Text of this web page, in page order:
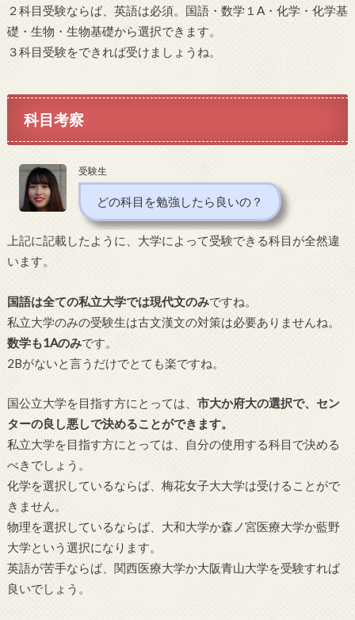
２科目受験ならば、英語は必須。国語・数学１A・化学・化学基
礎・生物・生物基礎から選択できます。
３科目受験をできれば受けましょうね。
科目考察
受験生
どの科目を勉強したら良いの？
上記に記載したように、大学によって受験できる科目が全然違
います。
国語は全ての私立大学では現代文のみですね。
私立大学のみの受験生は古文漢文の対策は必要ありませんね。
数学も1Aのみです。
2Bがないと言うだけでとても楽ですね。
国公立大学を目指す方にとっては、 市大か府大の選択で、セン
ターの良し悪しで決めることができます。
私立大学を目指す方にとっては、自分の使用する科目で決める
べきでしょう。
化学を選択しているならば、梅花女子大大学は受けることがで
きません。
物理を選択しているならば、大和大学か森ノ宮医療大学か藍野
大学という選択になります。
英語が苦手ならば、関西医療大学か大阪青山大学を受験すれば
良いでしょう。